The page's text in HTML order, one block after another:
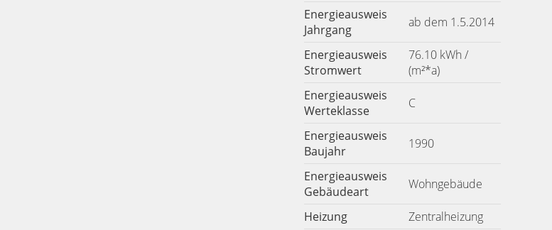
Energieausweis
Jahrgang
ab dem 1.5.2014
Energieausweis
Stromwert
76.10 kWh /
(m²*a)
Energieausweis
Werteklasse
C
Energieausweis
Baujahr
1990
Energieausweis
Gebäudeart
Wohngebäude
Heizung
Zentralheizung